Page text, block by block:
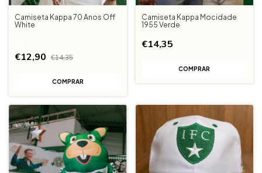
Camiseta Kappa 70 Anos Off
White
€12,90 €14,35
COMPRAR
Camiseta Kappa Mocidade
1955 Verde
€14,35
COMPRAR